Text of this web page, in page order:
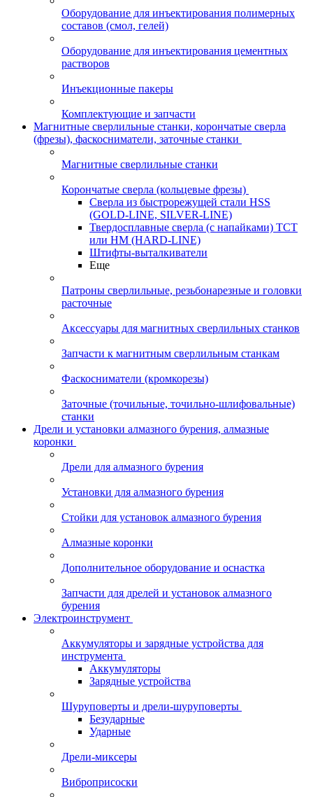
Оборудование для инъектирования полимерных
составов (смол, гелей)
Оборудование для инъектирования цементных
растворов
Инъекционные пакеры
Комплектующие и запчасти
Магнитные сверлильные станки, корончатые сверла
(фрезы), фаскосниматели, заточные станки
Магнитные сверлильные станки
Корончатые сверла (кольцевые фрезы)
Сверла из быстрорежущей стали HSS
(GOLD-LINE, SILVER-LINE)
Твердосплавные сверла (с напайками) ТСТ
или HM (HARD-LINE)
Штифты-выталкиватели
Еще
Патроны сверлильные, резьбонарезные и головки
расточные
Аксессуары для магнитных сверлильных станков
Запчасти к магнитным сверлильным станкам
Фаскосниматели (кромкорезы)
Заточные (точильные, точильно-шлифовальные)
станки
Дрели и установки алмазного бурения, алмазные
коронки
Дрели для алмазного бурения
Установки для алмазного бурения
Стойки для установок алмазного бурения
Алмазные коронки
Дополнительное оборудование и оснастка
Запчасти для дрелей и установок алмазного
бурения
Электроинструмент
Аккумуляторы и зарядные устройства для
инструмента
Аккумуляторы
Зарядные устройства
Шуруповерты и дрели-шуруповерты
Безударные
Ударные
Дрели-миксеры
Виброприсоски